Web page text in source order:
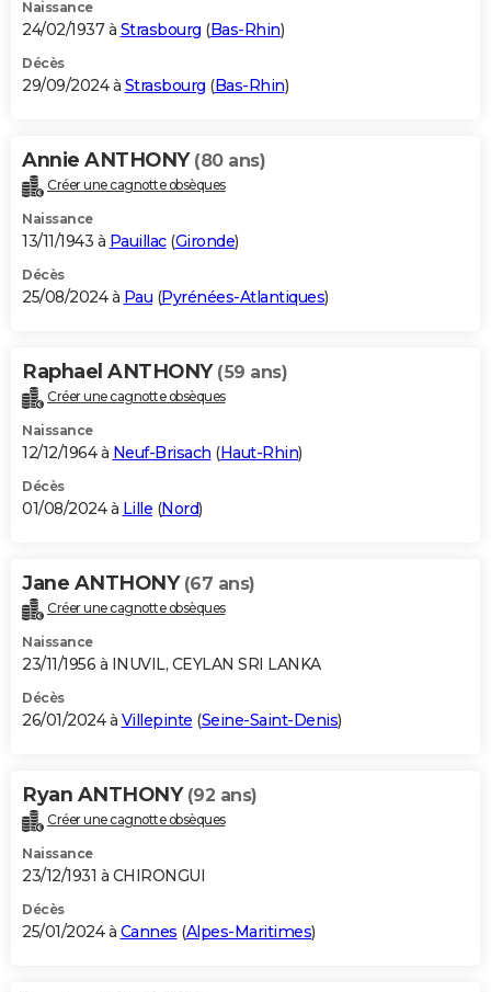
Naissance
24/02/1937 à Strasbourg (Bas-Rhin)
Décès
29/09/2024 à Strasbourg (Bas-Rhin)
Annie ANTHONY (80 ans)
Créer une cagnotte obsèques
Naissance
13/11/1943 à Pauillac(Gironde)
Décès
25/08/2024 à Pau (Pyrénées-Atlantiques)
Raphael ANTHONY (59 ans)
Créer une cagnotte obsèques
Naissance
12/12/1964 à Neuf-Brisach (Haut-Rhin)
Décès
01/08/2024 à Lille (Nord)
Jane ANTHONY (67 ans)
Créer une cagnotte obsèques
Naissance
23/11/1956 à INUVIL, CEYLAN SRI LANKA
Décès
26/01/2024 à Villepinte (Seine-Saint-Denis)
Ryan ANTHONY (92 ans)
Créer une cagnotte obsèques
Naissance
23/12/1931 à CHIRONGUI
Décès
25/01/2024 à Cannes (Alpes-Maritimes)